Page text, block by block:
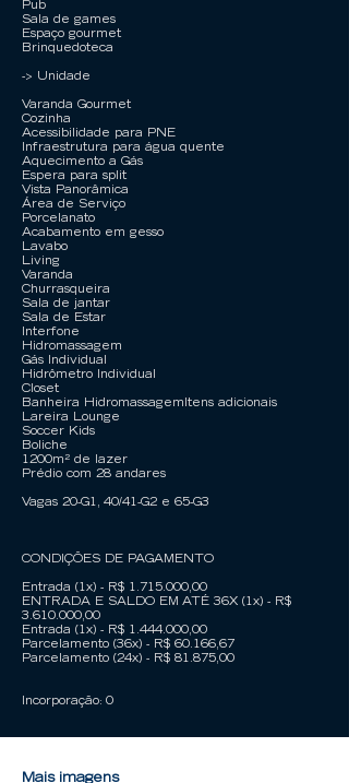
Pub
Sala de games
Espaço gourmet
Brinquedoteca
-> Unidade
Varanda Gourmet
Cozinha
Acessibilidade para PNE
Infraestrutura para água quente
Aquecimento a Gás
Espera para split
Vista Panorâmica
Área de Serviço
Porcelanato
Acabamento em gesso
Lavabo
Living
Varanda
Churrasqueira
Sala de jantar
Sala de Estar
Interfone
Hidromassagem
Gás Individual
Hidrômetro Individual
Closet
Banheira HidromassagemItens adicionais
Lareira Lounge
Soccer Kids
Boliche
1200m² de lazer
Prédio com 28 andares
Vagas 20-G1, 40/41-G2 e 65-G3
CONDIÇÕES DE PAGAMENTO
Entrada (1x) - R$ 1.715.000,00
ENTRADA E SALDO EM ATÉ 36X (1x) - R$
3.610.000,00
Entrada (1x) - R$ 1.444.000,00
Parcelamento (36x) - R$ 60.166,67
Parcelamento (24x) - R$ 81.875,00
Incorporação: 0
Mais imagens